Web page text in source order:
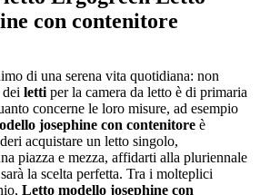
con contenitore
di una serena vita quotidiana: non
letti per la camera da letto è di primaria
concerne le loro misure, ad esempio
josephine con contenitore è
acquistare un letto singolo,
piazza e mezza, affidarti alla pluriennale
sarà la scelta perfetta. Tra i molteplici
Letto modello josephine con